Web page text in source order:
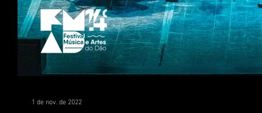
1 de nov. de 2022